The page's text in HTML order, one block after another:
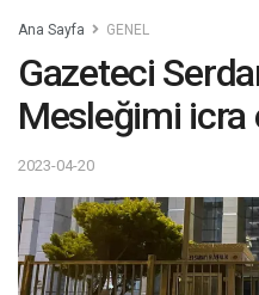
Ana Sayfa GENEL
Gazeteci
Mesleğimi icra
2023-04-20